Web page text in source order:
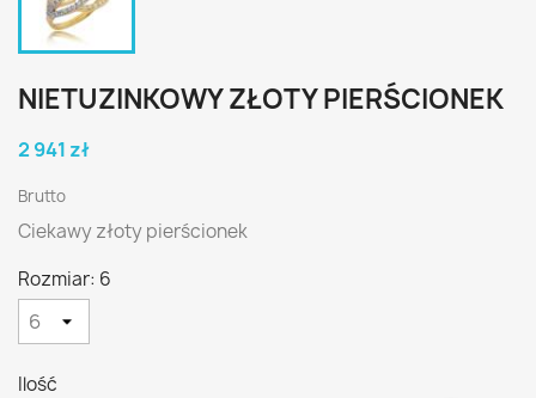
NIETUZINKOWY ZŁOTY PIERŚCIONEK
2 941 zł
Brutto
Ciekawy złoty pierścionek
Rozmiar: 6
Ilość